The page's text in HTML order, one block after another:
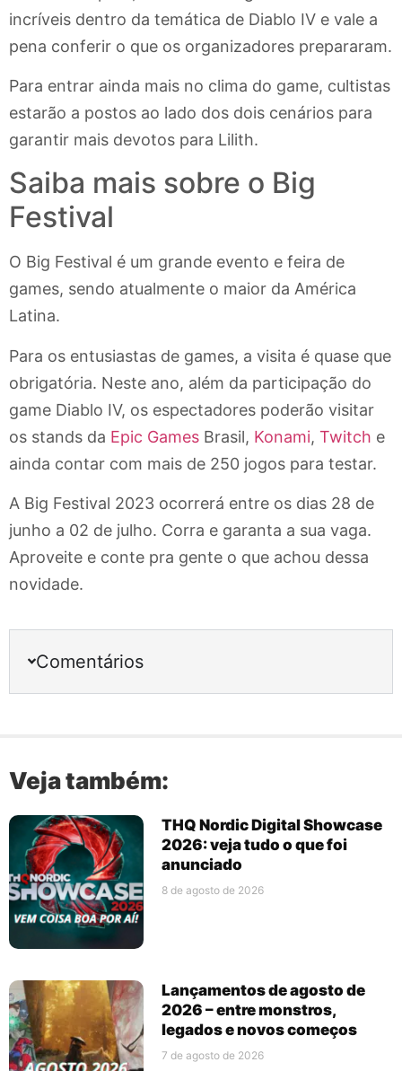
incríveis dentro da temática de Diablo IV e vale a
pena conferir o que os organizadores prepararam.
Para entrar ainda mais no clima do game, cultistas
estarão a postos ao lado dos dois cenários para
garantir mais devotos para Lilith.
Saiba mais sobre o Big
Festival
O Big Festival é um grande evento e feira de
games, sendo atualmente o maior da América
Latina.
Para os entusiastas de games, a visita é quase que
obrigatória. Neste ano, além da participação do
game Diablo IV, os espectadores poderão visitar
os stands da Epic Games Brasil, Konami, Twitch e
ainda contar com mais de 250 jogos para testar.
A Big Festival 2023 ocorrerá entre os dias 28 de
junho a 02 de julho. Corra e garanta a sua vaga.
Aproveite e conte pra gente o que achou dessa
novidade.
Comentários
Veja também:
THQ Nordic Digital Showcase
2026: veja tudo o que foi
anunciado
8 de agosto de 2026
Lançamentos de agosto de
2026 – entre monstros,
legados e novos começos
7 de agosto de 2026